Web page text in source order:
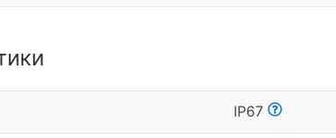
IP67